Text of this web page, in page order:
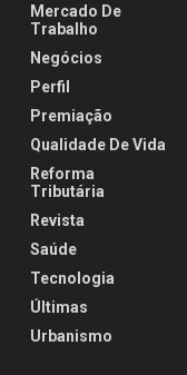
Mercado De
Trabalho
Negócios
Perfil
Premiação
Qualidade De Vida
Reforma
Tributária
Revista
Saúde
Tecnologia
Últimas
Urbanismo